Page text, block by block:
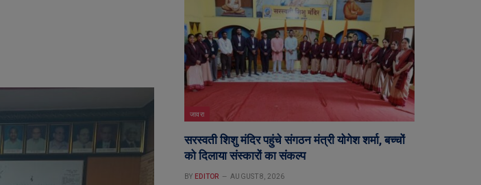
जावरा
सरस्वती शिशु मंदिर पहुंचे संगठन मंत्री योगेश शर्मा, बच्चों
को दिलाया संस्कारों का संकल्प
BY EDITOR AUGUST 8, 2026